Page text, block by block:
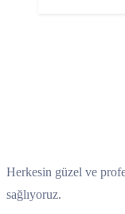
Herkesin güzel ve
sağlıyoruz.